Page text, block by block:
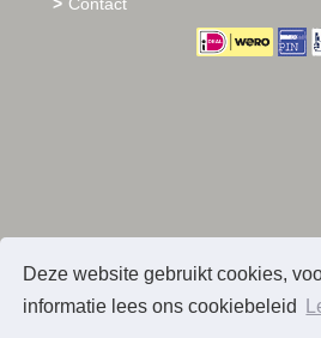
Deze website gebruikt cookies,
informatie lees ons cookiebeleid